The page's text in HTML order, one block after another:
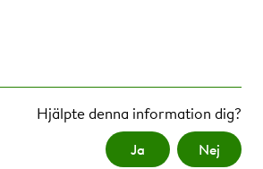
Hjälpte denna information dig?
Ja Nej